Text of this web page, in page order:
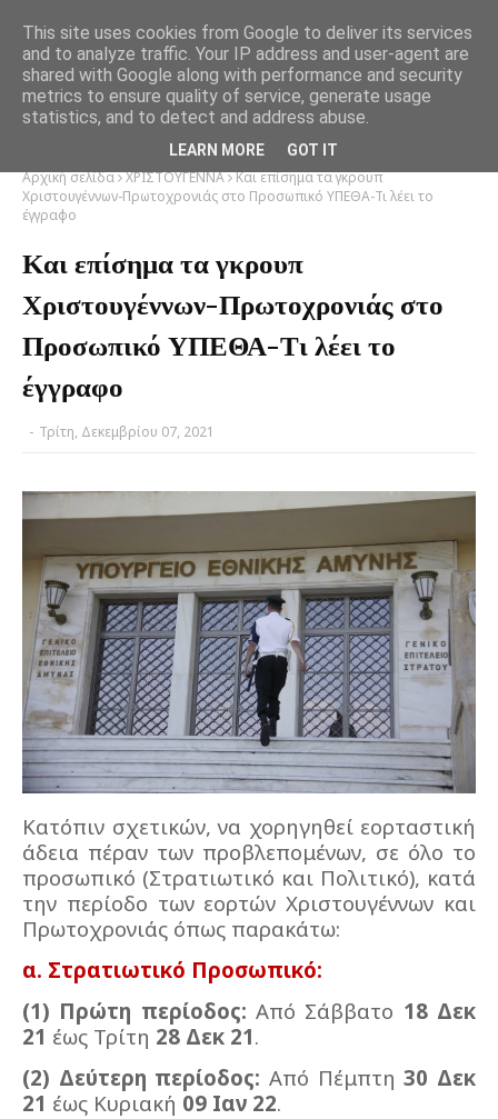
Αρχική σελίδα ΧΡΙΣΤΟΥΓΕΝΝΑ Και επίσημα τα γκρουπ
Χριστουγέννων-Πρωτοχρονιάς στο Προσωπικό ΥΠΕΘΑ-Τι λέει το
έγγραφο
Και επίσημα τα γκρουπ
Χριστουγέννων-Πρωτοχρονιάς στο
Προσωπικό ΥΠΕΘΑ-Τι λέει το
έγγραφο
- Τρίτη, Δεκεμβρίου 07, 2021
Κατόπιν σχετικών, να χορηγηθεί εορταστική
άδεια πέραν των προβλεπομένων, σε όλο το
προσωπικό (Στρατιωτικό και Πολιτικό), κατά
την περίοδο των εορτών Χριστουγέννων και
Πρωτοχρονιάς όπως παρακάτω:
α. Στρατιωτικό Προσωπικό:
(1) Πρώτη περίοδος: Από Σάββατο 18 Δεκ
21 έως Τρίτη 28 Δεκ 21.
(2) Δεύτερη περίοδος: Από Πέμπτη30 Δεκ
21 έως Κυριακή 09 Ιαν 22.
This site uses cookies from Google to deliver its services
and to analyze traffic. Your IP address and user-agent are
shared with Google along with performance and security
metrics to ensure quality of service, generate usage
statistics, and to detect and address abuse.
LEARN MORE GOT IT